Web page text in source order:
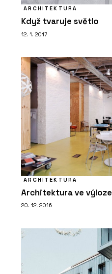
ARCHITEKTURA
Když tvaruje světlo
12. 1. 2017
ARCHITEKTURA
Architektura ve výloze
20. 12. 2016